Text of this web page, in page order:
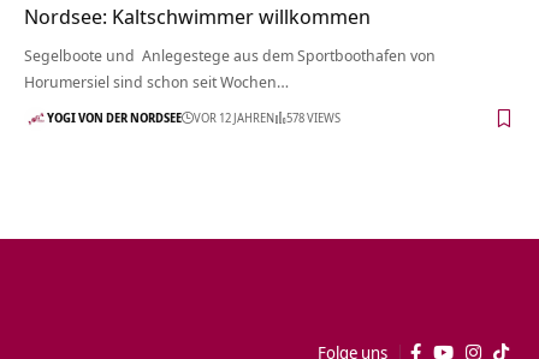
Nordsee: Kaltschwimmer willkommen
Segelboote und Anlegestege aus dem Sportboothafen von
Horumersiel sind schon seit Wochen…
YOGI VON DER NORDSEE VOR 12 JAHREN 578 VIEWS
Folge uns